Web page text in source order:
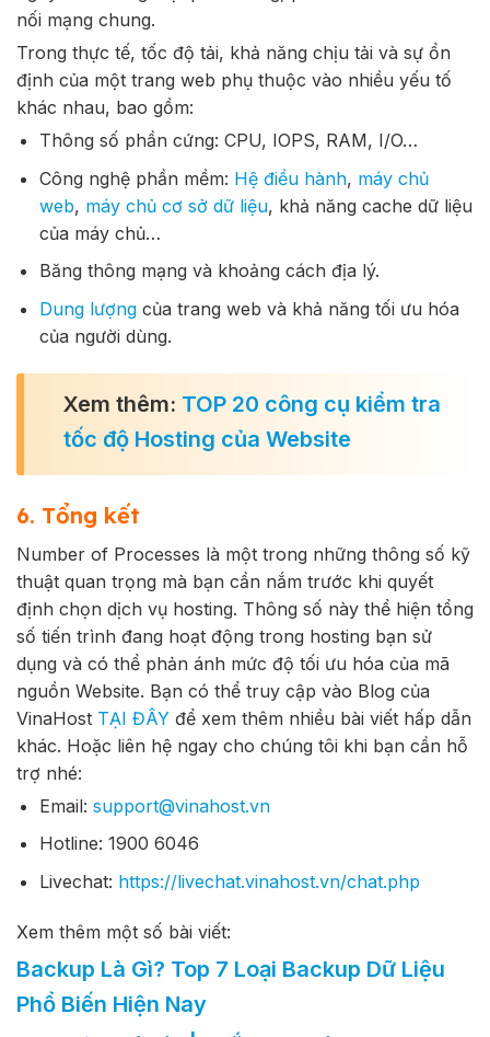
nối mạng chung.
Trong thực tế, tốc độ tải, khả năng chịu tải và sự ổn
định của một trang web phụ thuộc vào nhiều yếu tố
khác nhau, bao gồm:
Thông số phần cứng: CPU, IOPS, RAM, I/O…
Công nghệ phần mềm: Hệ điều hành, máy chủ
web, máy chủ cơ sở dữ liệu, khả năng cache dữ liệu
của máy chủ…
Băng thông mạng và khoảng cách địa lý.
Dung lượngcủa trang web và khả năng tối ưu hóa
của người dùng.
Xem thêm: TOP 20 công cụ kiểm tra
tốc độ Hosting của Website
6. Tổng kết
Number of Processes là một trong những thông số kỹ
thuật quan trọng mà bạn cần nắm trước khi quyết
định chọn dịch vụ hosting. Thông số này thể hiện tổng
số tiến trình đang hoạt động trong hosting bạn sử
dụng và có thể phản ánh mức độ tối ưu hóa của mã
nguồn Website. Bạn có thể truy cập vào Blog của
VinaHost TẠI ĐÂY để xem thêm nhiều bài viết hấp dẫn
khác. Hoặc liên hệ ngay cho chúng tôi khi bạn cần hỗ
trợ nhé:
Email: support@vinahost.vn
Hotline: 1900 6046
Livechat: https://livechat.vinahost.vn/chat.php
Xem thêm một số bài viết:
Backup Là Gì? Top 7 Loại Backup Dữ Liệu
Phổ Biến Hiện Nay